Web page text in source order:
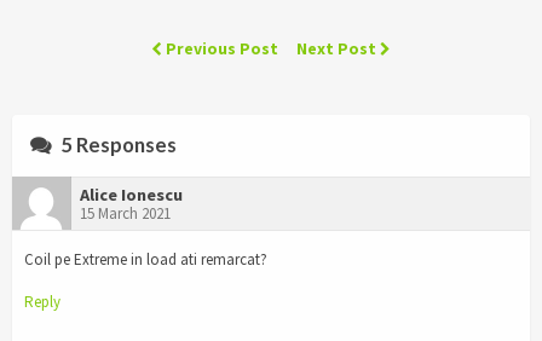
Previous Post Next Post
5 Responses
Alice Ionescu
15 March 2021
Coil pe Extreme in load ati remarcat?
Reply